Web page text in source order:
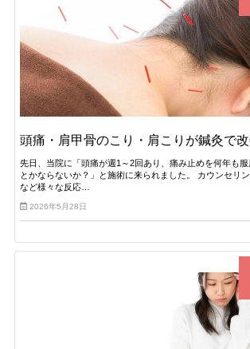
頭痛・肩甲骨のこり・肩こりが鍼灸で改
先日、当院に「頭痛が週1～2回あり、痛み止めを何年も
とかならないか？」と施術に来られました。 カウンセリ
など様々な反応…
2026年5月28日